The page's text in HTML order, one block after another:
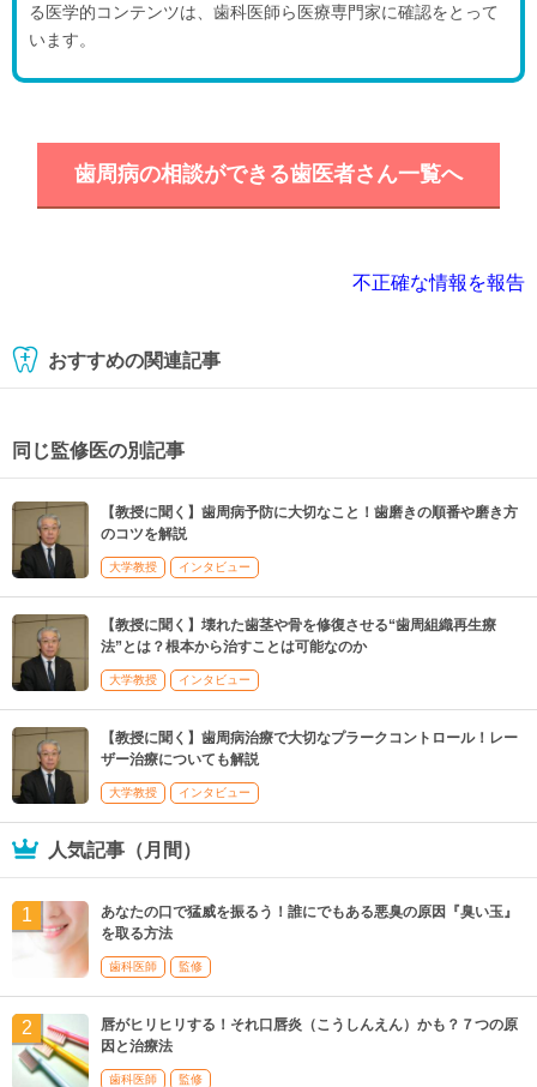
る医学的コンテンツは、歯科医師ら医療専門家に確認をとって
います。
歯周病の相談ができる歯医者さん一覧へ
不正確な情報を報告
おすすめの関連記事
同じ監修医の別記事
【教授に聞く】歯周病予防に大切なこと！歯磨きの順番や磨き方
のコツを解説
大学教授 インタビュー
【教授に聞く】壊れた歯茎や骨を修復させる“歯周組織再生療
法”とは？根本から治すことは可能なのか
大学教授 インタビュー
【教授に聞く】歯周病治療で大切なプラークコントロール！レー
ザー治療についても解説
大学教授 インタビュー
人気記事（月間）
あなたの口で猛威を振るう！誰にでもある悪臭の原因『臭い玉』
を取る方法
歯科医師 監修
唇がヒリヒリする！それ口唇炎（こうしんえん）かも？７つの原
因と治療法
歯科医師 監修